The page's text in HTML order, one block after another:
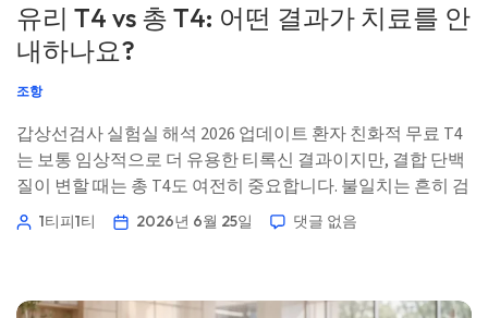
유리 T4 vs 총 T4: 어떤 결과가 치료를 안
내하나요?
조항
갑상선검사 실험실 해석 2026 업데이트 환자 친화적 무료 T4
는 보통 임상적으로 더 유용한 티록신 결과이지만, 결합 단백
질이 변할 때는 총 T4도 여전히 중요합니다. 불일치는 흔히 검
사실의 오류가 아니라, 생리 현상이 종이에 나타난 것입니다.
1티피1티 2026년 6월 25일 댓글 없음